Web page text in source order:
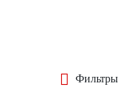
Фильтры